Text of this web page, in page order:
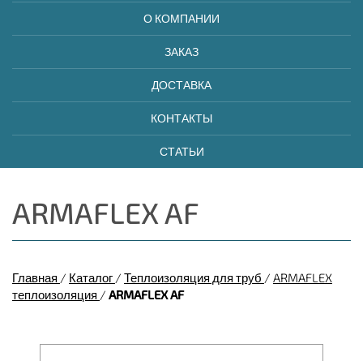
О КОМПАНИИ
ЗАКАЗ
ДОСТАВКА
КОНТАКТЫ
СТАТЬИ
ARMAFLEX AF
Главная / Каталог / Теплоизоляция для труб / ARMAFLEX
теплоизоляция / ARMAFLEX AF